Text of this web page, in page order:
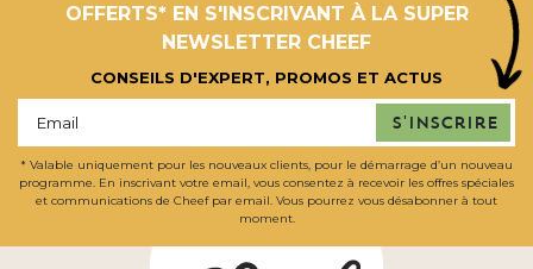
OFFERTS* EN S'INSCRIVANT À LA SUPER
NEWSLETTER CHEEF
CONSEILS D'EXPERT, PROMOS ET ACTUS
S'inscrire
* Valable uniquement pour les nouveaux clients, pour le démarrage d’un nouveau
programme. En inscrivant votre email, vous consentez à recevoir les offres spéciales
et communications de Cheef par email. Vous pourrez vous désabonner à tout
moment.